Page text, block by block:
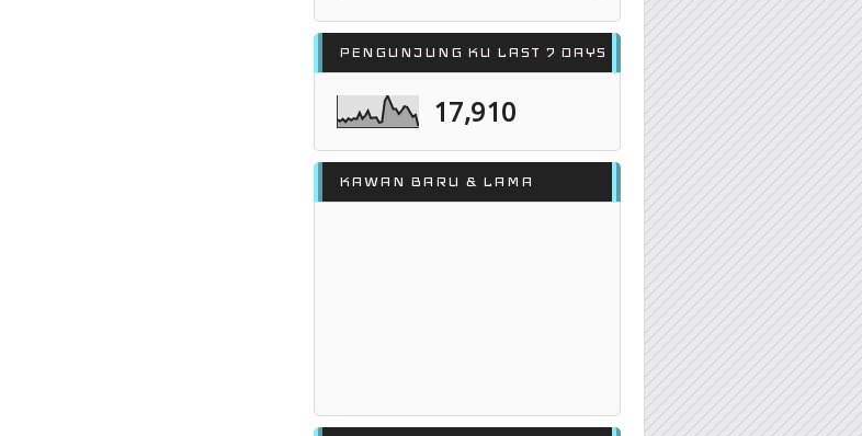
PENGUNJUNG KU LAST 7 DAYS
17,910
KAWAN BARU & LAMA